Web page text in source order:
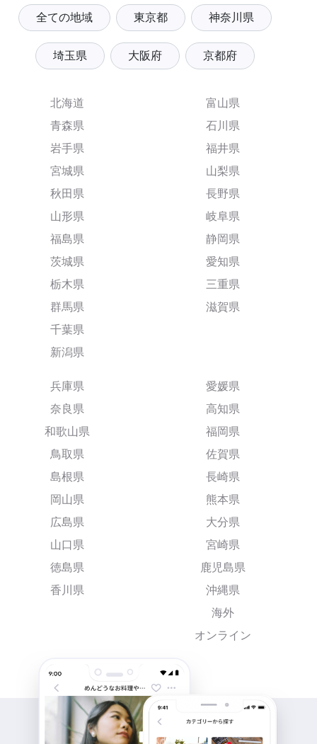
全ての地域 東京都 神奈川県
埼玉県 大阪府 京都府
北海道
青森県
岩手県
宮城県
秋田県
山形県
福島県
茨城県
栃木県
群馬県
千葉県
新潟県
富山県
石川県
福井県
山梨県
長野県
岐阜県
静岡県
愛知県
三重県
滋賀県
兵庫県
奈良県
和歌山県
鳥取県
島根県
岡山県
広島県
山口県
徳島県
香川県
愛媛県
高知県
福岡県
佐賀県
長崎県
熊本県
大分県
宮崎県
鹿児島県
沖縄県
海外
オンライン